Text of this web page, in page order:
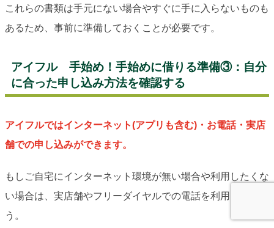
これらの書類は手元にない場合やすぐに手に入らないものも
あるため、事前に準備しておくことが必要です。
アイフル 手始め！手始めに借りる準備③：自分
に合った申し込み方法を確認する
アイフルではインターネット(アプリも含む)・お電話・実店
舗での申し込みができます。
もしご自宅にインターネット環境が無い場合や利用したくな
い場合は、実店舗やフリーダイヤルでの電話を利用しましょ
う。